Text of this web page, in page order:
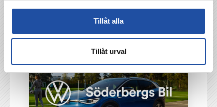
Tillåt alla
Tillåt urval